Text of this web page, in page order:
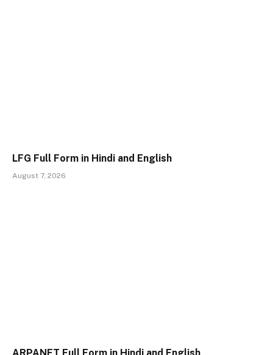
LFG Full Form in Hindi and English
August 7, 2026